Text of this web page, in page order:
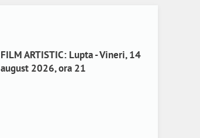
FILM ARTISTIC: Lupta - Vineri, 14
august 2026, ora 21